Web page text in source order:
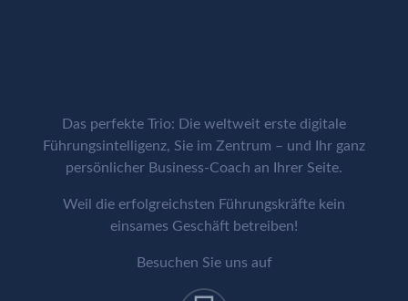
Das perfekte Trio: Die weltweit erste digitale
Führungsintelligenz, Sie im Zentrum – und Ihr ganz
persönlicher Business-Coach an Ihrer Seite.
Weil die erfolgreichsten Führungskräfte kein
einsames Geschäft betreiben!
Besuchen Sie uns auf